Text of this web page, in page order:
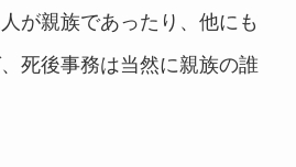
が親族であったり、他にも
死後事務は当然に親族の誰